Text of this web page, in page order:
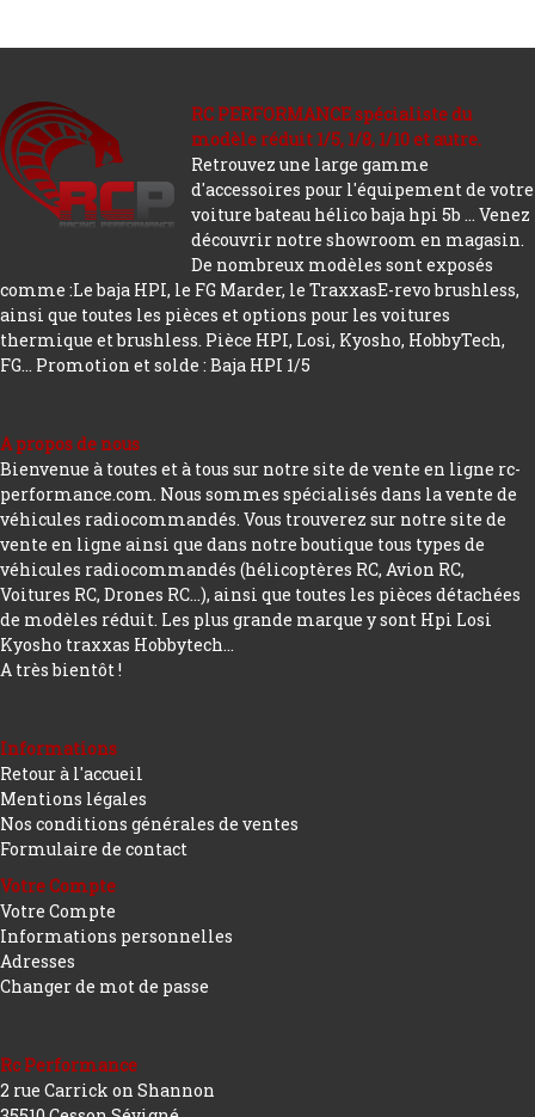
RC PERFORMANCE spécialiste du
modèle réduit 1/5, 1/8, 1/10 et autre.
Retrouvez une large gamme
d'accessoires pour l'équipement de votre
voiture bateau hélico baja hpi 5b ... Venez
découvrir notre showroom en magasin.
De nombreux modèles sont exposés
comme :Le baja HPI, le FG Marder, le TraxxasE-revo brushless,
ainsi que toutes les pièces et options pour les voitures
thermique et brushless. Pièce HPI, Losi, Kyosho, HobbyTech,
FG... Promotion et solde : Baja HPI 1/5
A propos de nous
Bienvenue à toutes et à tous sur notre site de vente en ligne rc-
performance.com. Nous sommes spécialisés dans la vente de
véhicules radiocommandés. Vous trouverez sur notre site de
vente en ligne ainsi que dans notre boutique tous types de
véhicules radiocommandés (hélicoptères RC, Avion RC,
Voitures RC, Drones RC…), ainsi que toutes les pièces détachées
de modèles réduit. Les plus grande marque y sont Hpi Losi
Kyosho traxxas Hobbytech...
A très bientôt !
Informations
Retour à l'accueil
Mentions légales
Nos conditions générales de ventes
Formulaire de contact
Votre Compte
Votre Compte
Informations personnelles
Adresses
Changer de mot de passe
Rc Performance
2 rue Carrick on Shannon